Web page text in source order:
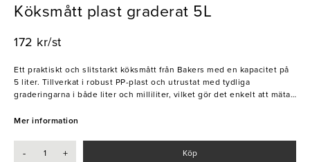
Köksmått plast graderat 5L
172 kr/st
Ett praktiskt och slitstarkt köksmått från Bakers med en kapacitet på
5 liter. Tillverkat i robust PP-plast och utrustat med tydliga
graderingarna i både liter och milliliter, vilket gör det enkelt att mäta
stabilt grepp och gör kannan smidig att använda i alla typer av kök,
- Tydlig graderad skala
Mer information
- + Köp